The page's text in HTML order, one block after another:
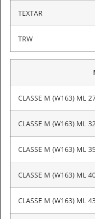
TEXTAR
TRW
CLASSE M (W163) ML
CLASSE M (W163) ML
CLASSE M (W163) ML
CLASSE M (W163) ML
CLASSE M (W163) ML